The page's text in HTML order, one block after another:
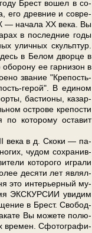
Брест во­шел в со­
его древние и со­вре­
— на­ча­ла ХХ ве­ка. Вы
в по­след­ние го­ды
улич­ных скульп­тур.
в Бе­лом двор­це в
ее гар­ни­зон в
звание "Крепость-
герой". В еди­ном
ба­сти­о­ны, ка­зар­
ост­ро­ве кре­по­сти
ко­то­ро­му оста­вит
ве­ка в д. Скоки — па­
чу­дом со­хра­нив­
ко­то­ро­го играли
де­ся­ти лет яв­лял­
это интерьерный му­
ЭКСКУРСИИ увидим
в Брест. Сво­бод­
Вы мо­же­те по­лю­
вре­мен. Сфо­то­гра­фи­